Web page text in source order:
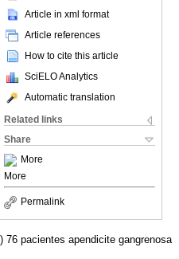
Article in xml format
Article references
How to cite this article
SciELO Analytics
Automatic translation
Related links
Share
More
More
Permalink
76 pacientes apendicite gangrenosa